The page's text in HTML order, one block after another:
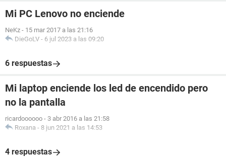
Mi PC Lenovo no enciende
NeKz - 15 mar 2017 a las 21:16
DieGoLV - 6 jul 2023 a las 09:20
6 respuestas
Mi laptop enciende los led de encendido pero
no la pantalla
ricardoooooo - 3 abr 2016 a las 21:58
Roxana - 8 jun 2021 a las 14:53
4 respuestas